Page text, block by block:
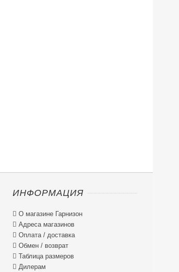
ИНФОРМАЦИЯ
 О магазине Гарнизон
 Адреса магазинов
 Оплата / доставка
 Обмен / возврат
 Таблица размеров
 Дилерам